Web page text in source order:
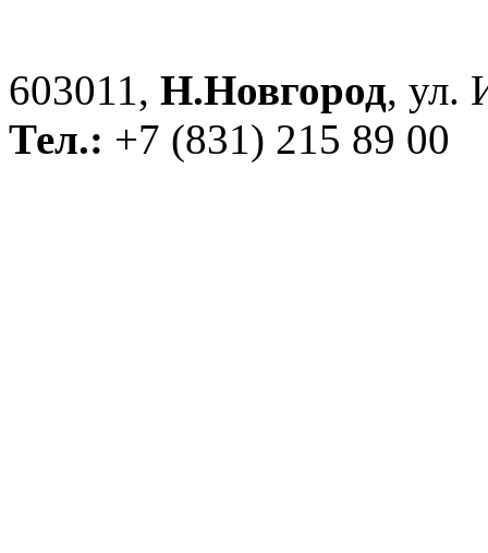
603011, Н.Новгород, ул.
Тел.: +7 (831) 215 89 00